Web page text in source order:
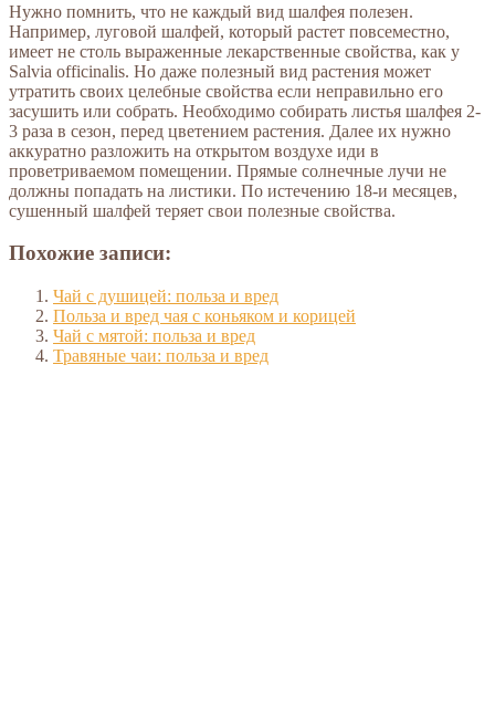
Нужно помнить, что не каждый вид шалфея полезен.
Например, луговой шалфей, который растет повсеместно,
имеет не столь выраженные лекарственные свойства, как у
Salvia officinalis. Но даже полезный вид растения может
утратить своих целебные свойства если неправильно его
засушить или собрать. Необходимо собирать листья шалфея 2-
3 раза в сезон, перед цветением растения. Далее их нужно
аккуратно разложить на открытом воздухе иди в
проветриваемом помещении. Прямые солнечные лучи не
должны попадать на листики. По истечению 18-и месяцев,
сушенный шалфей теряет свои полезные свойства.
Похожие записи:
Чай с душицей: польза и вред
Польза и вред чая с коньяком и корицей
Чай с мятой: польза и вред
Травяные чаи: польза и вред